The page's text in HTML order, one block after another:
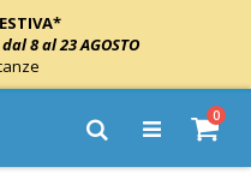
dal 8 al 23 AGOSTO
Cart
0
Cerca